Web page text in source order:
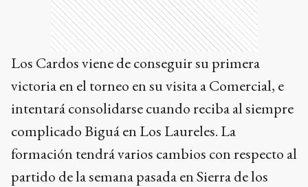
Los Cardos viene de conseguir su primera
victoria en el torneo en su visita a Comercial, e
intentará consolidarse cuando reciba al siempre
complicado Biguá en Los Laureles. La
formación tendrá varios cambios con respecto al
partido de la semana pasada en Sierra de los